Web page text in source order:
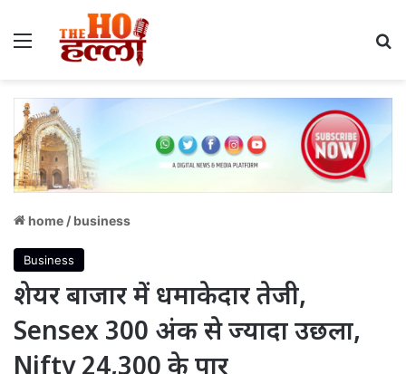
Menu
home / business
Business
शेयर बाजार में धमाकेदार तेजी,
Sensex 300 अंक से ज्यादा उछला,